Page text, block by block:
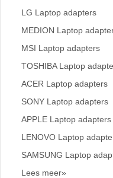
LG Laptop adapters
MEDION Laptop
MSI Laptop adapters
TOSHIBA Laptop
ACER Laptop adapters
SONY Laptop adapters
APPLE Laptop adapters
LENOVO Laptop
SAMSUNG Laptop
Lees meer»